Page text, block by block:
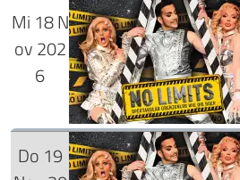
Tickets kaufen
für 46,90 €
Mehr Infos
Tickets kaufen
Mi 18N
ov202
6
für 64,90 €
Do 19